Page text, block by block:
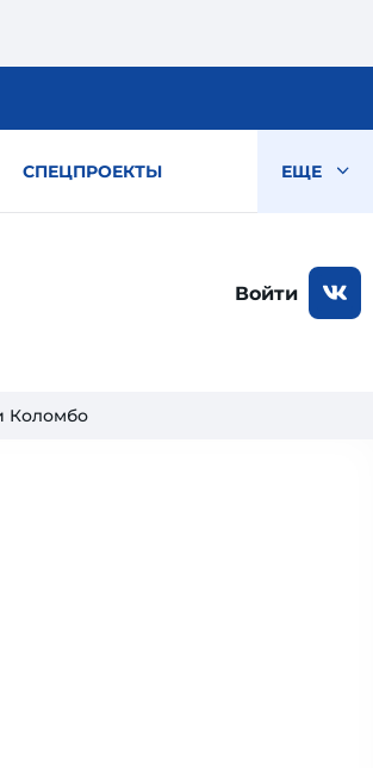
СПЕЦПРОЕКТЫ ЕЩЕ
Войти
Коломбо